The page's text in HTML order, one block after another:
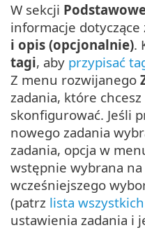
W sekcji
informacje dotyczące
i opis (opcjonalnie).
tagi, aby przypisać
Z menu rozwijanego
zadania, które
skonfigurować. Jeśli
nowego zadania
zadania, opcja w
wstępnie wybrana
wcześniejszego
(patrz lista
ustawienia zadania i